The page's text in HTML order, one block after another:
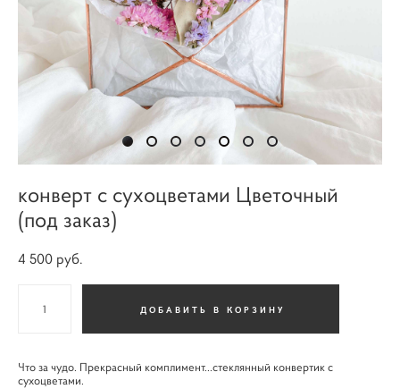
конверт с сухоцветами Цветочный
(под заказ)
4 500 pуб.
ДОБАВИТЬ В КОРЗИНУ
Что за чудо. Прекрасный комплимент...стеклянный конвертик с
сухоцветами.